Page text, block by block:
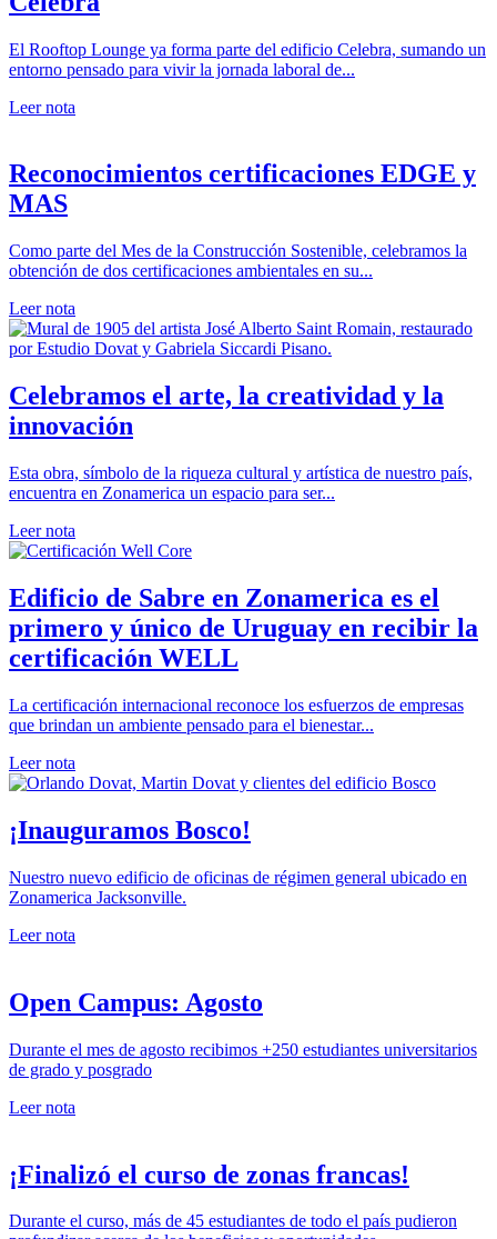
El Rooftop Lounge ya forma parte del edificio Celebra, sumando un
entorno pensado para vivir la jornada laboral de...
Leer nota
Reconocimientos certificaciones EDGE y
MAS
Como parte del Mes de la Construcción Sostenible, celebramos la
obtención de dos certificaciones ambientales en su...
Leer nota
Celebramos el arte, la creatividad y la
innovación
Esta obra, símbolo de la riqueza cultural y artística de nuestro país,
encuentra en Zonamerica un espacio para ser...
Leer nota
Edificio de Sabre en Zonamerica es el
primero y único de Uruguay en recibir la
certificación WELL
La certificación internacional reconoce los esfuerzos de empresas
que brindan un ambiente pensado para el bienestar...
Leer nota
¡Inauguramos Bosco!
Nuestro nuevo edificio de oficinas de régimen general ubicado en
Zonamerica Jacksonville.
Leer nota
Open Campus: Agosto
Durante el mes de agosto recibimos +250 estudiantes universitarios
de grado y posgrado
Leer nota
¡Finalizó el curso de zonas francas!
Durante el curso, más de 45 estudiantes de todo el país pudieron